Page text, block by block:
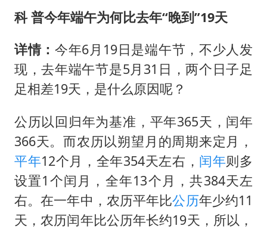
科 普今年端午为何比去年“晚到”19天
详情：今年6月19日是端午节，不少人发
现，去年端午节是5月31日，两个日子足
足相差19天，是什么原因呢？
公历以回归年为基准，平年365天，闰年
366天。而农历以朔望月的周期来定月，
平年12个月，全年354天左右， 闰年则多
设置1个闰月，全年13个月，共384天左
右。在一年中，农历平年比公历年少约11
天，农历闰年比公历年长约19天，所以，